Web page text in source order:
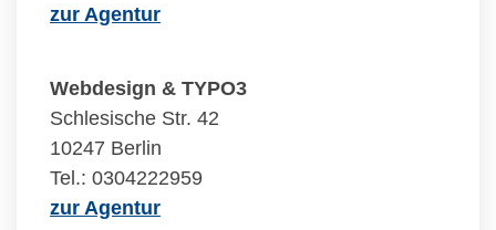
zur Agentur
Webdesign & TYPO3
Schlesische Str. 42
10247 Berlin
Tel.: 0304222959
zur Agentur